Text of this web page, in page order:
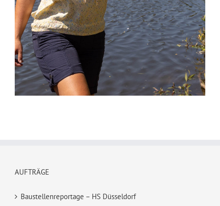
AUFTRÄGE
Baustellenreportage – HS Düsseldorf